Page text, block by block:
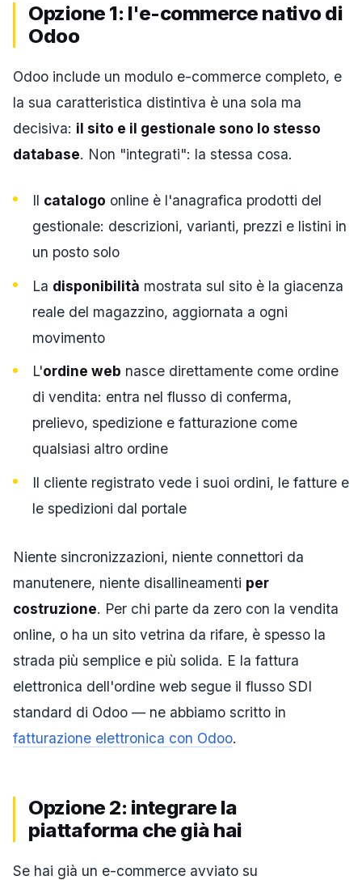
Opzione 1: l'e-commerce nativo di
Odoo
Odoo include un modulo e-commerce completo, e
la sua caratteristica distintiva è una sola ma
decisiva: il sito e il gestionale sono lo stesso
database. Non "integrati": la stessa cosa.
Il catalogo online è l'anagrafica prodotti del
gestionale: descrizioni, varianti, prezzi e listini in
un posto solo
La disponibilità mostrata sul sito è la giacenza
reale del magazzino, aggiornata a ogni
movimento
L'ordine web nasce direttamente come ordine
di vendita: entra nel flusso di conferma,
prelievo, spedizione e fatturazione come
qualsiasi altro ordine
Il cliente registrato vede i suoi ordini, le fatture e
le spedizioni dal portale
Niente sincronizzazioni, niente connettori da
manutenere, niente disallineamenti per
costruzione. Per chi parte da zero con la vendita
online, o ha un sito vetrina da rifare, è spesso la
strada più semplice e più solida. E la fattura
elettronica dell'ordine web segue il flusso SDI
standard di Odoo — ne abbiamo scritto in
fatturazione elettronica con Odoo.
Opzione 2: integrare la
piattaforma che già hai
Se hai già un e-commerce avviato su